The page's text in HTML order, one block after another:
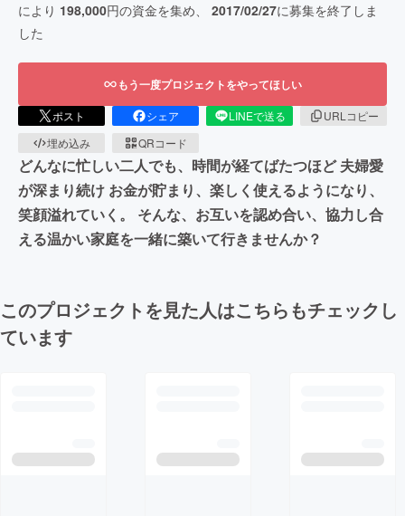
により 198,000円の資金を集め、 2017/02/27に募集を終了しま
した
もう一度プロジェクトをやってほしい
ポスト シェア LINEで送る
URLコピー
埋め込み
QRコード
どんなに忙しい二人でも、時間が経てばたつほど 夫婦愛
が深まり続け お金が貯まり、楽しく使えるようになり、
笑顔溢れていく。 そんな、お互いを認め合い、協力し合
える温かい家庭を一緒に築いて行きませんか？
このプロジェクトを見た人はこちらもチェックし
ています